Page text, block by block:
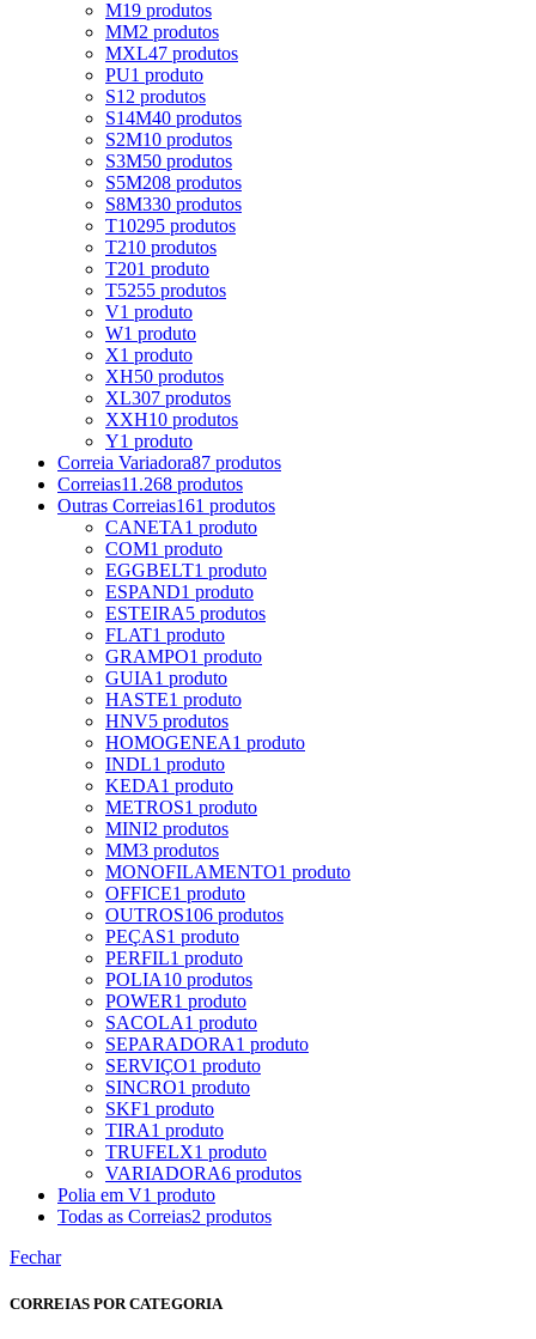
M19 produtos
MM2 produtos
MXL47 produtos
PU1 produto
S12 produtos
S14M40 produtos
S2M10 produtos
S3M50 produtos
S5M208 produtos
S8M330 produtos
T10295 produtos
T210 produtos
T201 produto
T5255 produtos
V1 produto
W1 produto
X1 produto
XH50 produtos
XL307 produtos
XXH10 produtos
Y1 produto
Correia Variadora87 produtos
Correias11.268 produtos
Outras Correias161 produtos
CANETA1 produto
COM1 produto
EGGBELT1 produto
ESPAND1 produto
ESTEIRA5 produtos
FLAT1 produto
GRAMPO1 produto
GUIA1 produto
HASTE1 produto
HNV5 produtos
HOMOGENEA1 produto
INDL1 produto
KEDA1 produto
METROS1 produto
MINI2 produtos
MM3 produtos
MONOFILAMENTO1 produto
OFFICE1 produto
OUTROS106 produtos
PEÇAS1 produto
PERFIL1 produto
POLIA10 produtos
POWER1 produto
SACOLA1 produto
SEPARADORA1 produto
SERVIÇO1 produto
SINCRO1 produto
SKF1 produto
TIRA1 produto
TRUFELX1 produto
VARIADORA6 produtos
Polia em V1 produto
Todas as Correias2 produtos
Fechar
CORREIAS POR CATEGORIA